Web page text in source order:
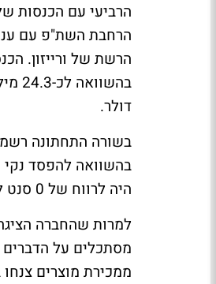
הרחבת השת"פ עם
דולר.
היה לרווח של 0 סנט למניה.
למרות שהחברה
מסתכלים על
ממכירת מוצרים